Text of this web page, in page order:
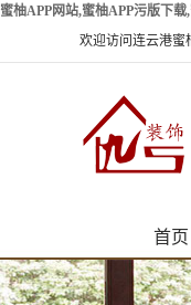
蜜柚APP网站,蜜柚APP污版下
欢迎访问连云港
首页